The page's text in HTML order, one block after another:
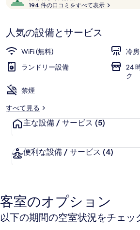
￥11,269
ミ
階
9.8、
お
客
に
評
件
口
ミ
行
ら
194 件の口コミをすべて表示
人気の設備とサービス
WiFi (無料)
冷房
ランドリー設備
24
ク
禁煙
すべて見る
主な設備 / サービス (5)
便利な設備 / サービス (4)
客室のオプション
以下の期間の空室状況をチェッ